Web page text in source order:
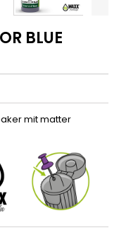
BLUE
mit matter